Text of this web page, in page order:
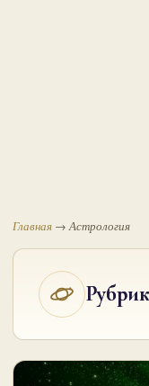
Главная → Астрология